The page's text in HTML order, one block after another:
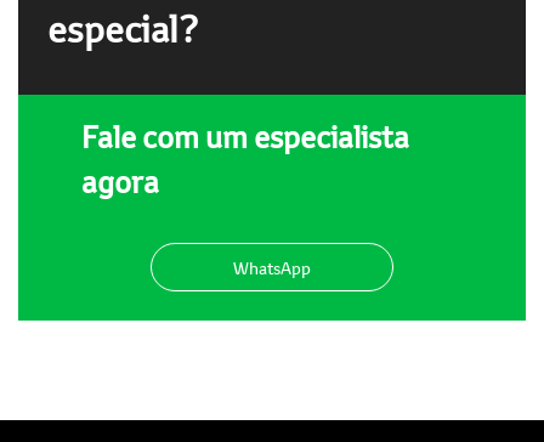
especial?
Fale com um especialista
agora
WhatsApp